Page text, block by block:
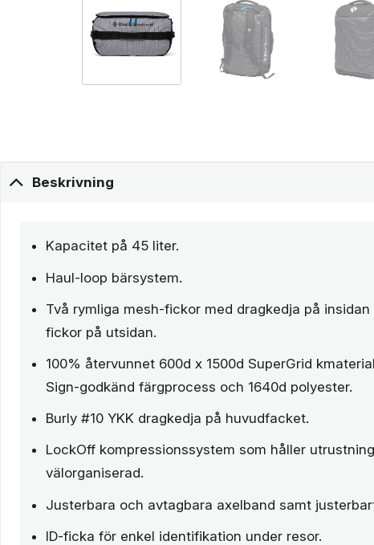
Beskrivning
Kapacitet på 45 liter.
Haul-loop bärsystem.
Två rymliga mesh-fickor med dragkedja på
fickor på utsidan.
100% återvunnet 600d x 1500d SuperGrid
Sign-godkänd färgprocess och 1640d polyester.
Burly #10 YKK dragkedja på huvudfacket.
LockOff kompressionssystem som håller
välorganiserad.
Justerbara och avtagbara axelband samt
ID-ficka för enkel identifikation under resor.